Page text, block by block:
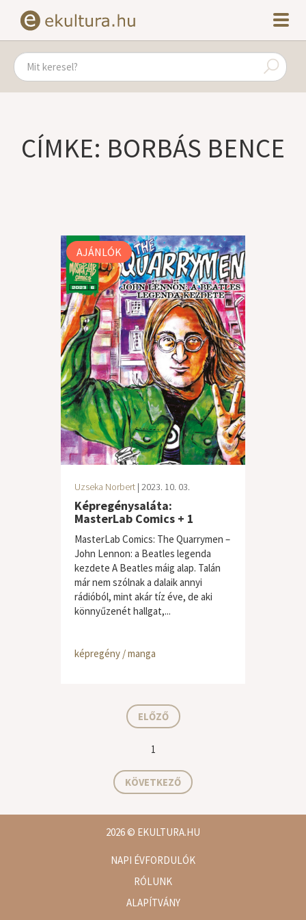
CÍMKE: BORBÁS BENCE
AJÁNLÓK
Uzseka Norbert | 2023. 10. 03.
Képregénysaláta:
MasterLab Comics + 1
MasterLab Comics: The Quarrymen –
John Lennon: a Beatles legenda
kezdete A Beatles máig alap. Talán
már nem szólnak a dalaik annyi
rádióból, mint akár tíz éve, de aki
könnyűzenét hallgat,...
képregény / manga
ELŐZŐ
1
KÖVETKEZŐ
2026© EKULTURA.HU
NAPI ÉVFORDULÓK
RÓLUNK
ALAPÍTVÁNY